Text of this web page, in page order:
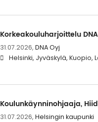
Korkeakouluharjoittelu
31.07.2026, DNA Oyj
Helsinki, Jyväskylä, Kuopio,
Koulunkäynninohjaaja,
31.07.2026, Helsingin kaupunki